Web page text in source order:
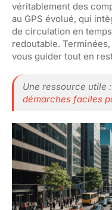
véritablement des
au GPS évolué, qui
de circulation en
redoutable.
vous guider tout en
Une ressource utile :
démarches faciles